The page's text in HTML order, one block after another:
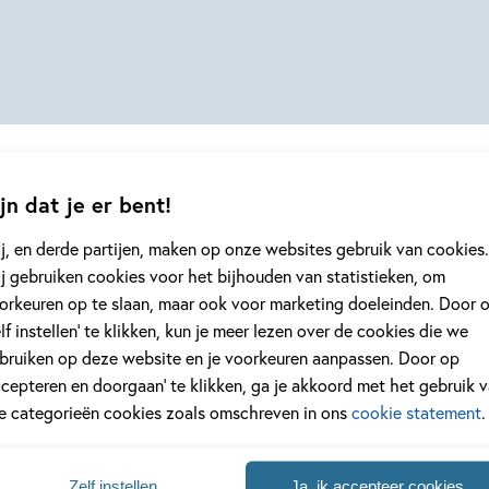
dat je er bent!
en derde partijen, maken op onze websites gebruik van cookies.
gebruiken cookies voor het bijhouden van statistieken, om
op te slaan, maar ook voor marketing doeleinden. Door
instellen’ te klikken, kun je meer lezen over de cookies die we
op deze website en je voorkeuren aanpassen. Door op
en doorgaan’ te klikken, ga je akkoord met het gebruik
categorieën cookies zoals omschreven in onscookie statement.
Ja, ik accepteer cookies
Zelf instellen
enkel kinderboek of nieuwtje meer
je in voor onze nieuwsbrief
elke twee weken nieuws, kinderboekentips en inspiratie!